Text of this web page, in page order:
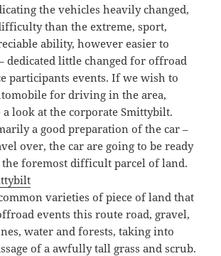
the vehicles heavily changed,
than the extreme, sport,
ability, however easier to
dedicated little changed for offroad
participants events. If we wish to
for driving in the area,
look at the corporate Smittybilt.
a good preparation of the car –
over, the car are going to be ready
foremost difficult parcel of land.
varieties of piece of land that
events this route road, gravel,
water and forests, taking into
of a awfully tall grass and scrub.